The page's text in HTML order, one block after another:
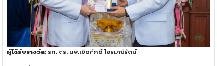
ผู้ได้รับรางวัล: รศ. ดร. นพ.เชิดศักดิ์ ไอรมณีรัตน์